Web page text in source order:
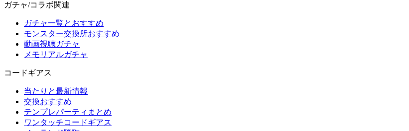
ガチャ/コラボ関連
ガチャ一覧とおすすめ
モンスター交換所おすすめ
動画視聴ガチャ
メモリアルガチャ
コードギアス
当たりと最新情報
交換おすすめ
テンプレパーティまとめ
ワンタッチコードギアス